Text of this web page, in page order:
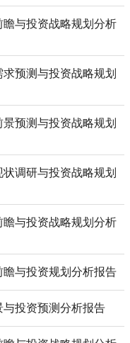
瞻与投资战略规划分析
预测与投资战略规划
预测与投资战略规划
调研与投资战略规划
瞻与投资战略规划分析
瞻与投资规划分析报告
与投资预测分析报告